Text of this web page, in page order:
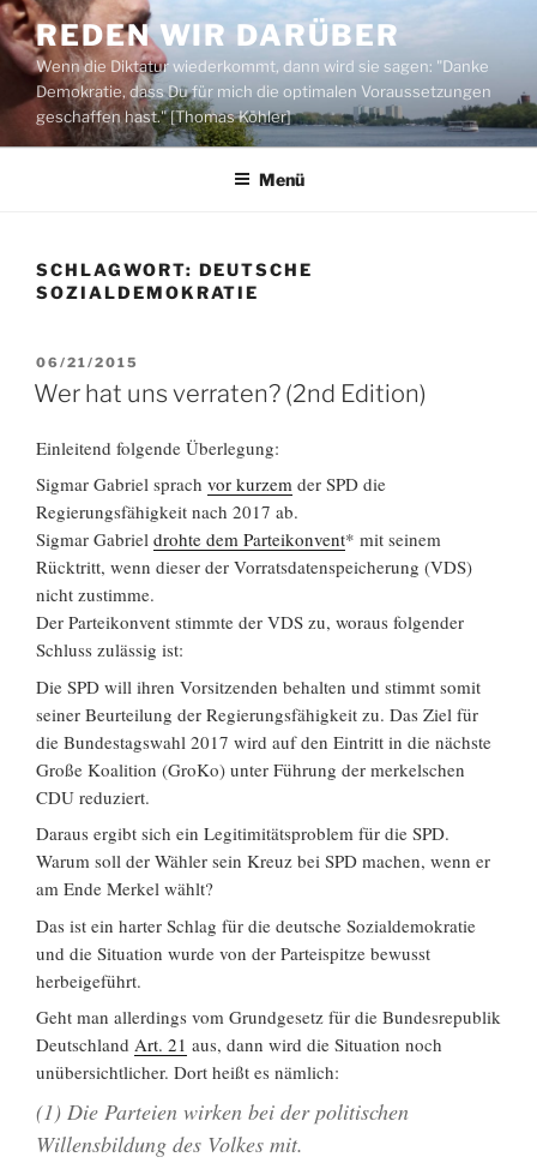
Zum
Inhalt
springen
REDEN WIR DARÜBER
Wenn die Diktatur wiederkommt, dann wird sie sagen: "Danke
Demokratie, dass Du für mich die optimalen Voraussetzungen
geschaffen hast." [Thomas Köhler]
Menü
SCHLAGWORT: DEUTSCHE
SOZIALDEMOKRATIE
VERÖFFENTLICHT
AM
06/21/2015
Wer hat uns verraten? (2nd Edition)
Einleitend folgende Überlegung:
Sigmar Gabriel sprach vor kurzem der SPD die
Regierungsfähigkeit nach 2017 ab.
Sigmar Gabriel drohte dem Parteikonvent* mit seinem
Rücktritt, wenn dieser der Vorratsdatenspeicherung (VDS)
nicht zustimme.
Der Parteikonvent stimmte der VDS zu, woraus folgender
Schluss zulässig ist:
Die SPD will ihren Vorsitzenden behalten und stimmt somit
seiner Beurteilung der Regierungsfähigkeit zu. Das Ziel für
die Bundestagswahl 2017 wird auf den Eintritt in die nächste
Große Koalition (GroKo) unter Führung der merkelschen
CDU reduziert.
Daraus ergibt sich ein Legitimitätsproblem für die SPD.
Warum soll der Wähler sein Kreuz bei SPD machen, wenn er
am Ende Merkel wählt?
Das ist ein harter Schlag für die deutsche Sozialdemokratie
und die Situation wurde von der Parteispitze bewusst
herbeigeführt.
Geht man allerdings vom Grundgesetz für die Bundesrepublik
Deutschland Art. 21 aus, dann wird die Situation noch
unübersichtlicher. Dort heißt es nämlich:
(1) Die Parteien wirken bei der politischen
Willensbildung des Volkes mit.